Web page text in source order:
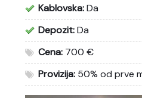
Kablovska:Da
Depozit:Da
Cena: 700 €
Provizija: 50% od prve